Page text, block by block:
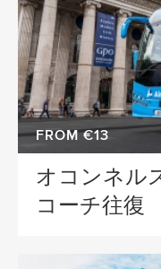
FROM €13
オコンネル
コーチ往復